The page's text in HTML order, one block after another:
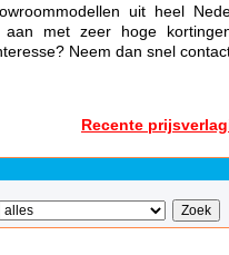
uit heel
aan met zeer hoge
Neem dan snel
Recente